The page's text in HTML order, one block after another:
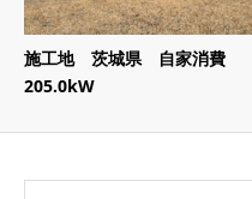
施工地 茨城県 自家消費
205.0kW